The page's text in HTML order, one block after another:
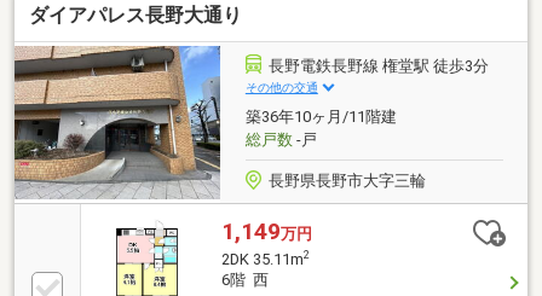
ダイアパレス長野大通り
長野電鉄長野線 権堂駅 徒歩3分
その他の交通
築36年10ヶ月/11階建
総戸数-戸
長野県長野市大字三輪
1,149万円
2DK 35.11m2
6階 西